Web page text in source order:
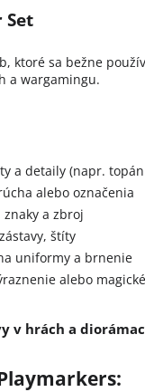
Set
ktoré sa bežne
a wargamingu.
a detaily (napr.
alebo označenia
znaky a zbroj
štíty
uniformy a brnenie
alebo
v hrách a